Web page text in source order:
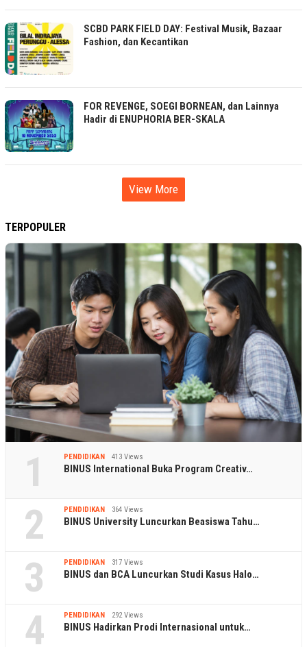
SCBD PARK FIELD DAY: Festival Musik, Bazaar
Fashion, dan Kecantikan
FOR REVENGE, SOEGI BORNEAN, dan Lainnya
Hadir di ENUPHORIA BER-SKALA
View More
TERPOPULER
1 PENDIDIKAN 413 Views
BINUS International Buka Program Creativ…
2 PENDIDIKAN 364 Views
BINUS University Luncurkan Beasiswa Tahu…
3 PENDIDIKAN 317 Views
BINUS dan BCA Luncurkan Studi Kasus Halo…
4 PENDIDIKAN 292 Views
BINUS Hadirkan Prodi Internasional untuk…